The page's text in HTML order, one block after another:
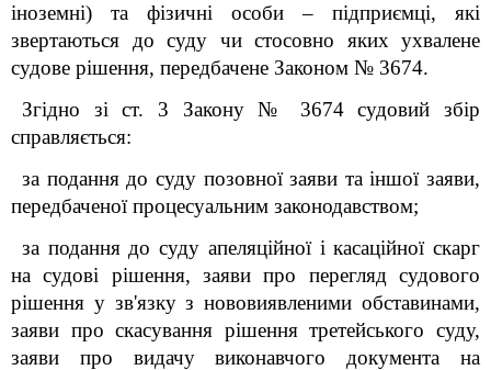
іноземні) та фізичні особи – підприємці, які
звертаються до суду чи стосовно яких ухвалене
судове рішення, передбачене Законом № 3674.
Згідно зі ст. 3 Закону № 3674 судовий збір
справляється:
за подання до суду позовної заяви та іншої заяви,
передбаченої процесуальним законодавством;
за подання до суду апеляційної і касаційної скарг
на судові рішення, заяви про перегляд судового
рішення у зв'язку з нововиявленими обставинами,
заяви про скасування рішення третейського суду,
заяви про видачу виконавчого документа на